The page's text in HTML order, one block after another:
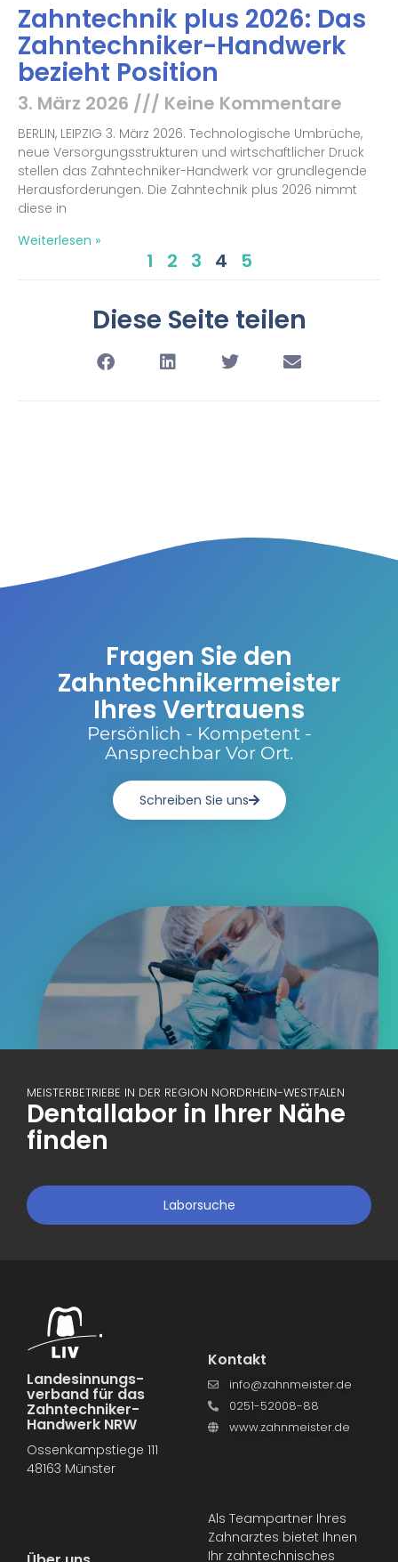
Zahntechnik plus 2026: Das
Zahntechniker-Handwerk
bezieht Position
3. März 2026 Keine Kommentare
BERLIN, LEIPZIG 3. März 2026. Technologische Umbrüche,
neue Versorgungsstrukturen und wirtschaftlicher Druck
stellen das Zahntechniker-Handwerk vor grundlegende
Herausforderungen. Die Zahntechnik plus 2026 nimmt
diese in
Weiterlesen »
1 2 3 4 5
Diese Seite teilen
Fragen Sie den
Zahntechnikermeister
Ihres Vertrauens
Persönlich - Kompetent -
Ansprechbar Vor Ort.
Schreiben Sie uns
MEISTERBETRIEBE IN DER REGION NORDRHEIN-WESTFALEN
Dentallabor in Ihrer Nähe
finden
Laborsuche
Landesinnungs­
verband für das
Zahntechniker-
Handwerk NRW
Ossenkampstiege 111
48163 Münster
Kontakt
info@zahnmeister.de
0251-52008-88
www.zahnmeister.de
Als Teampartner Ihres
Zahnarztes bietet Ihnen
Ihr zahntechnisches